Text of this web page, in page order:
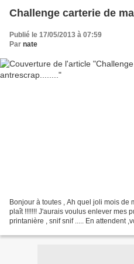
Challenge carterie de
Publié le 17/05/2013 à 07:59
Par nate
Bonjour à toutes , Ah quel joli mois de
plaît !!!!!!! J'aurais voulus enlever mes
printanière , snif snif ..... En attendent